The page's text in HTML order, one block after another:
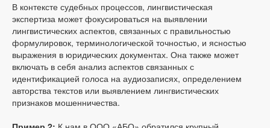
В контексте судебных процессов, лингвистическая
экспертиза может фокусироваться на выявлении
лингвистических аспектов, связанных с правильностью
формулировок, терминологической точностью, и ясностью
выражения в юридических документах. Она также может
включать в себя анализ аспектов связанных с
идентификацией голоса на аудиозаписях, определением
авторства текстов или выявлением лингвистических
признаков мошенничества.